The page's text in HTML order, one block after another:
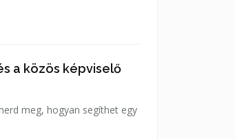
a közös képviselő
meg, hogyan segíthet egy